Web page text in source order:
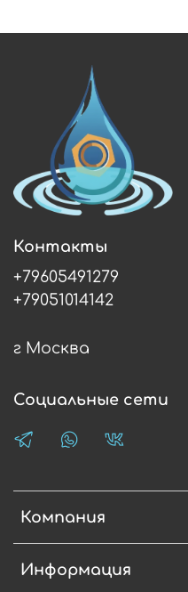
Компания
Информация
Контакты
+79605491279
+79051014142
г Москва
Социальные сети